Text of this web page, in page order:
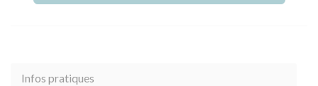
Infos pratiques